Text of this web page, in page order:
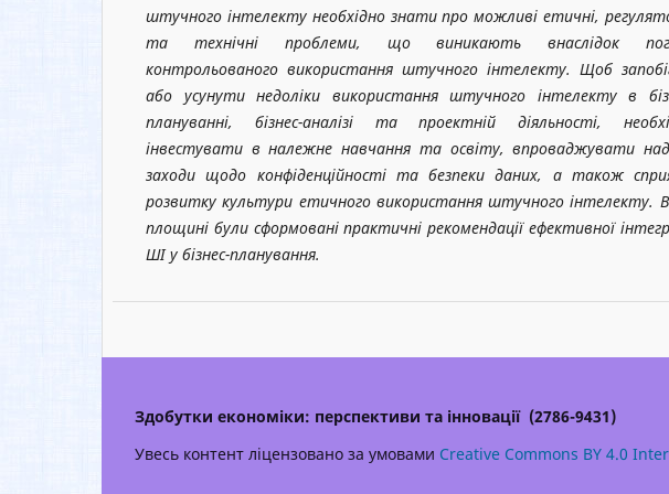
штучного інтелекту необхідно знати про можливі етичні,
та технічні проблеми, що виникають внаслідок
контрольованого використання штучного інтелекту. Щоб
або усунути недоліки використання штучного інтелекту в
плануванні, бізнес-аналізі та проектній діяльності,
інвестувати в належне навчання та освіту, впроваджувати
заходи щодо конфіденційності та безпеки даних, а також
розвитку культури етичного використання штучного інтелекту. В
площині були сформовані практичні рекомендації ефективної
ШІ у бізнес-планування.
Здобутки економіки: перспективи та інновації (2786-9431)
Увесь контент ліцензовано за умовами Creative Commons BY 4.0